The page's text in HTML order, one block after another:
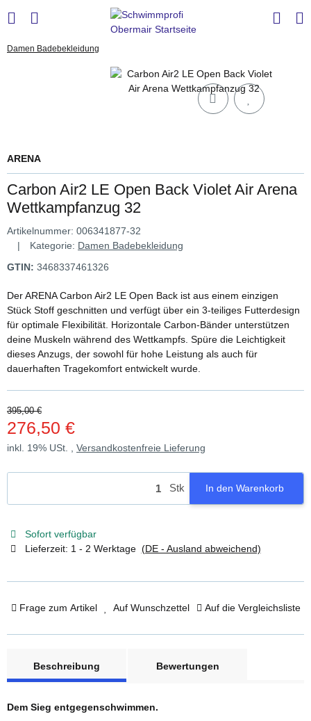
Damen Badebekleidung
ARENA
Carbon Air2 LE Open Back Violet Air Arena
Wettkampfanzug 32
Artikelnummer: 006341877-32
Kategorie: Damen Badebekleidung
GTIN: 3468337461326
Der ARENA Carbon Air2 LE Open Back ist aus einem einzigen
Stück Stoff geschnitten und verfügt über ein 3-teiliges Futterdesign
für optimale Flexibilität. Horizontale Carbon-Bänder unterstützen
deine Muskeln während des Wettkampfs. Spüre die Leichtigkeit
dieses Anzugs, der sowohl für hohe Leistung als auch für
dauerhaften Tragekomfort entwickelt wurde.
395,00 €
276,50 €
inkl. 19% USt. , Versandkostenfreie Lieferung
Stk In den Warenkorb
Sofort verfügbar
Lieferzeit: 1 - 2 Werktage (DE - Ausland abweichend)
Frage zum Artikel Auf Wunschzettel Auf die Vergleichsliste
Beschreibung
Bewertungen
Dem Sieg entgegenschwimmen.